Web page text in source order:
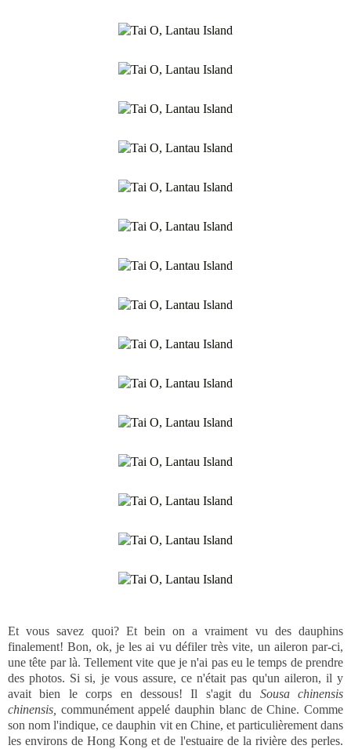
Et vous savez quoi? Et bein on a vraiment vu des dauphins
finalement! Bon, ok, je les ai vu défiler très vite, un aileron par-ci,
une tête par là. Tellement vite que je n'ai pas eu le temps de prendre
des photos. Si si, je vous assure, ce n'était pas qu'un aileron, il y
avait bien le corps en dessous! Il s'agit du Sousa chinensis
chinensis, communément appelé dauphin blanc de Chine. Comme
son nom l'indique, ce dauphin vit en Chine, et particulièrement dans
les environs de Hong Kong et de l'estuaire de la rivière des perles.